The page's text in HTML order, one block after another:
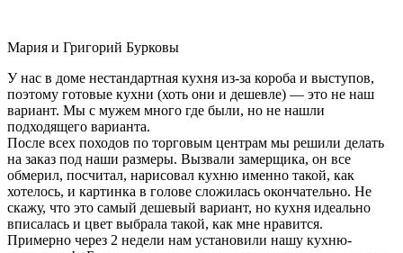
Мария и Григорий Бурковы
У нас в доме нестандартная кухня из-за короба и выступов,
поэтому готовые кухни (хоть они и дешевле) — это не наш
вариант. Мы с мужем много где были, но не нашли
подходящего варианта.
После всех походов по торговым центрам мы решили делать
на заказ под наши размеры. Вызвали замерщика, он все
обмерил, посчитал, нарисовал кухню именно такой, как
хотелось, и картинка в голове сложилась окончательно. Не
скажу, что это самый дешевый вариант, но кухня идеально
вписалась и цвет выбрала такой, как мне нравится.
Примерно через 2 недели нам установили нашу кухню-